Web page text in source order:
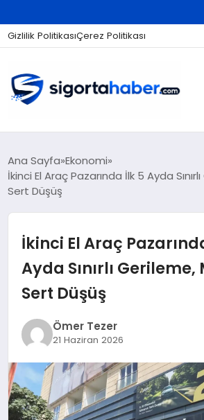
Gizlilik PolitikasıÇerez Politikası
SIGORTA
EKONOMI
BILIM VE TEKNOLOJI
OTOMOBIL
Ana Sayfa Ekonomi
İkinci El Araç Pazarında İlk 5 Ayda
Sert Düşüş
İkinci El Araç
Ayda Sınırlı Gerileme,
Sert Düşüş
Ömer Tezer
21 Haziran 2026